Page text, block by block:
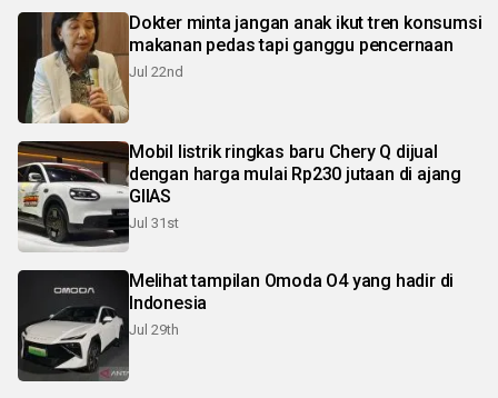
Dokter minta jangan anak ikut tren konsumsi
makanan pedas tapi ganggu pencernaan
Jul 22nd
Mobil listrik ringkas baru Chery Q dijual
dengan harga mulai Rp230 jutaan di ajang
GIIAS
Jul 31st
Melihat tampilan Omoda O4 yang hadir di
Indonesia
Jul 29th